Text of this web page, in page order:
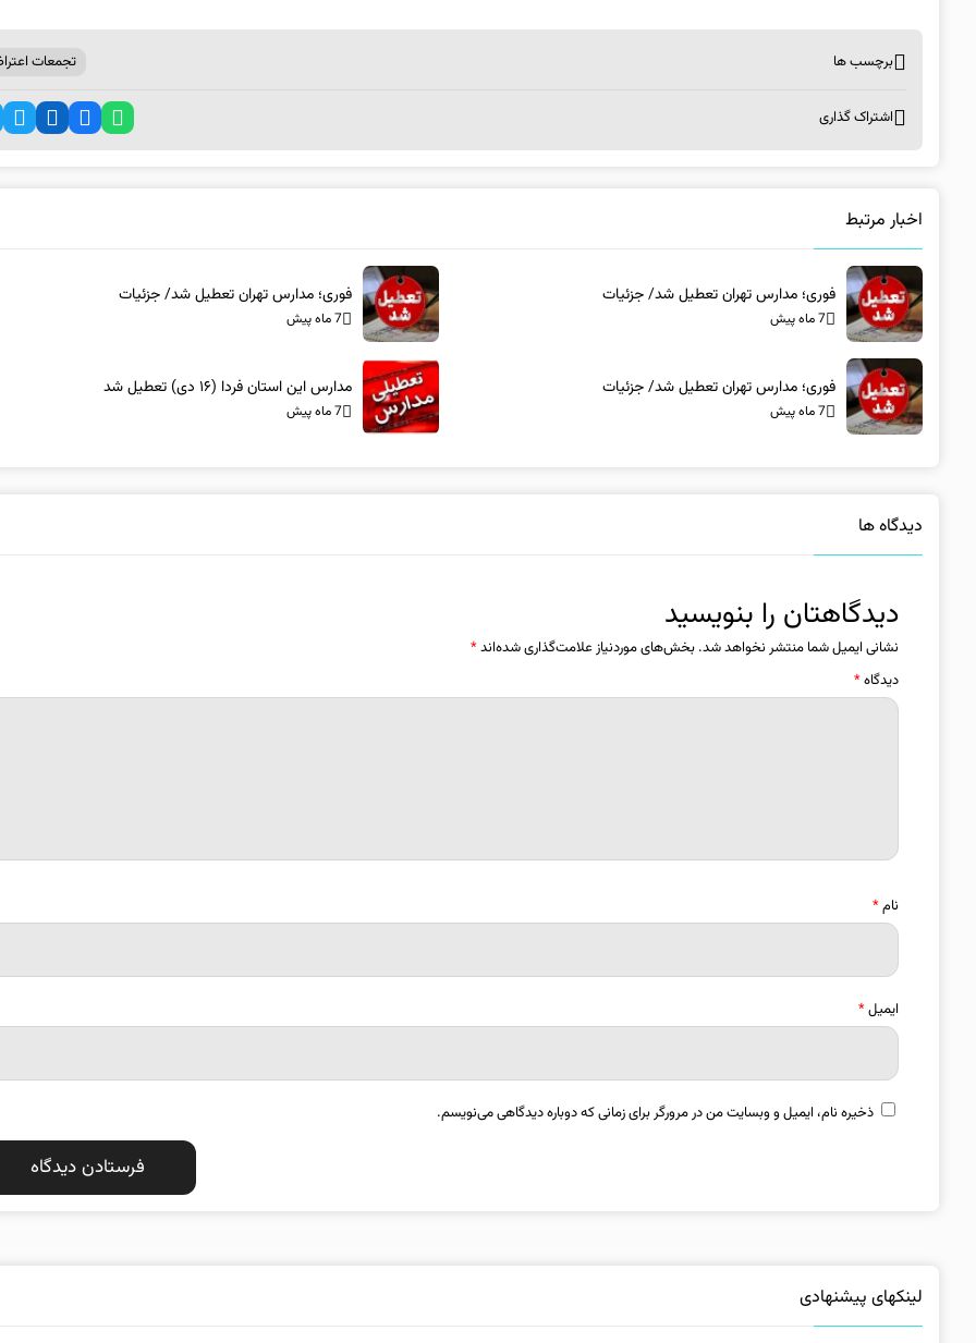
برچسب ها تجمعات
اشتراک گذاری
اخبار مرتبط
فوری؛ مدارس تهران تعطیل شد/ جزئیات
7 ماه پیش
فوری؛ مدارس تهران تعطیل شد/ جزئیات
7 ماه پیش
فوری؛ مدارس تهران تعطیل شد/ جزئیات
7 ماه پیش
مدارس این استان فردا (۱۶ دی) تعطیل شد
7 ماه پیش
دیدگاه ها
دیدگاهتان را بنویسید
نشانی ایمیل شما منتشر نخواهد شد. بخش‌های موردنیاز علامت‌گذاری شده‌اند*
دیدگاه*
نام*
ایمیل*
ذخیره نام، ایمیل و وبسایت من در مرورگر برای زمانی که دوباره دیدگاهی می‌نویسم.
لینکهای پیشنهادی